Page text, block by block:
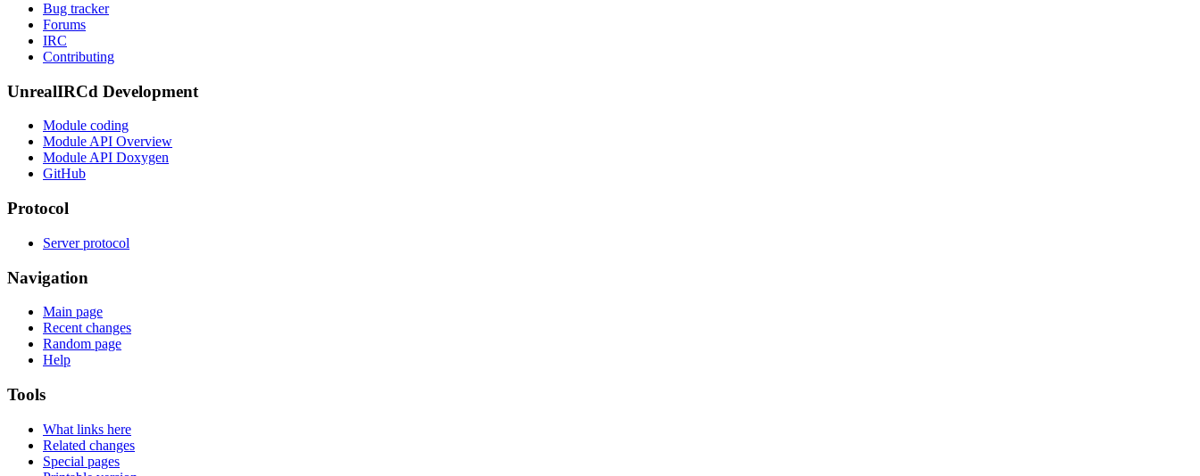
Bug tracker
Forums
IRC
Contributing
UnrealIRCd Development
Module coding
Module API Overview
Module API Doxygen
GitHub
Protocol
Server protocol
Navigation
Main page
Recent changes
Random page
Help
Tools
What links here
Related changes
Special pages